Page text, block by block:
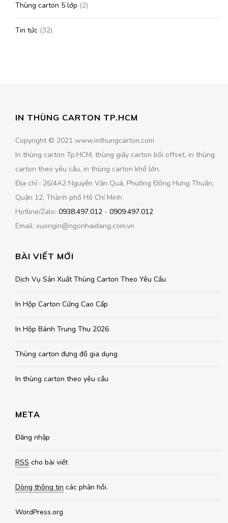
Thùng carton 5 lớp (2)
Tin tức (32)
IN THÙNG CARTON TP.HCM
Copyright © 2021 www.inthungcarton.com
In thùng carton Tp.HCM, thùng giấy carton bồi offset, in thùng
carton theo yêu cầu, in thùng carton khổ lớn.
Địa chỉ : 26/4A2 Nguyễn Văn Quá, Phường Đông Hưng Thuận,
Quận 12, Thành phố Hồ Chí Minh
Hotline/Zalo: 0938.497.012 - 0909.497.012
Email: xuongin@ngonhaidang.com.vn
BÀI VIẾT MỚI
Dịch Vụ Sản Xuất Thùng Carton Theo Yêu Cầu
In Hộp Carton Cứng Cao Cấp
In Hộp Bánh Trung Thu 2026
Thùng carton đựng đồ gia dụng
In thùng carton theo yêu cầu
META
Đăng nhập
RSS cho bài viết
Dòng thông tin các phản hồi.
WordPress.org